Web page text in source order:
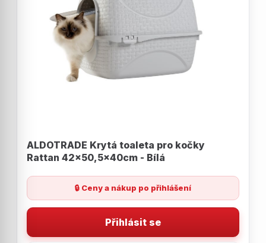
ALDOTRADE Krytá toaleta pro kočky
Rattan 42x50,5x40cm - Bílá
🔒 Ceny a nákup po přihlášení
Přihlásit se